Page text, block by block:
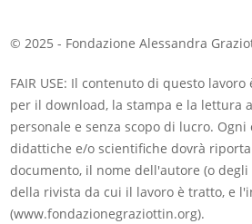
© 2025 - Fondazione Alessandra
FAIR USE: Il contenuto di questo
per il download, la stampa e la lettura
personale e senza scopo di lucro.
didattiche e/o scientifiche dovrà
documento, il nome dell'autore (o
della rivista da cui il lavoro è tratto, e
(www.fondazionegraziottin.org).